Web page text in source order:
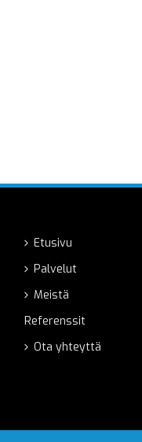
Etusivu
Palvelut
Meistä
Referenssit
Ota yhteyttä